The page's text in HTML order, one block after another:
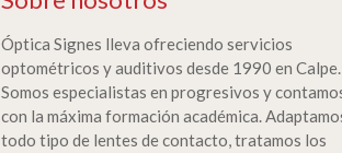
Óptica Signes lleva ofreciendo servicios
optométricos y auditivos desde 1990 en Calpe.
Somos especialistas en progresivos y
con la máxima formación académica.
todo tipo de lentes de contacto, tratamos los